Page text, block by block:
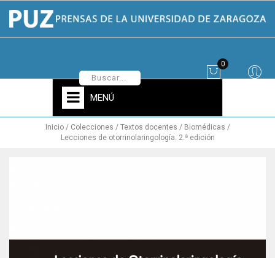
0
MENÚ
Inicio Colecciones Textos docentes
Biomédicas
Lecciones de otorrinolaringología. 2.ª edición